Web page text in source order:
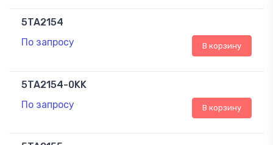
5TA2154
По запросу
В корзину
5TA2154-0KK
По запросу
В корзину